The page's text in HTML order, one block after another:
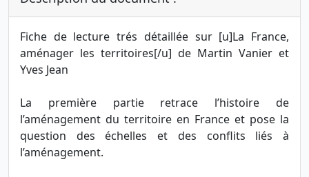
Fiche de lecture trés détaillée sur [u]La France,
aménager les territoires[/u] de Martin Vanier et
Yves Jean
La première partie retrace l’histoire de
l’aménagement du territoire en France et pose la
question des échelles et des conflits liés à
l’aménagement.